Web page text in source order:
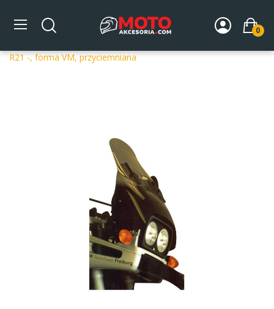
0
Strona główna DLA MOTOCYKLA Szyby
Szyby
R21 -, forma VM, przyciemniana